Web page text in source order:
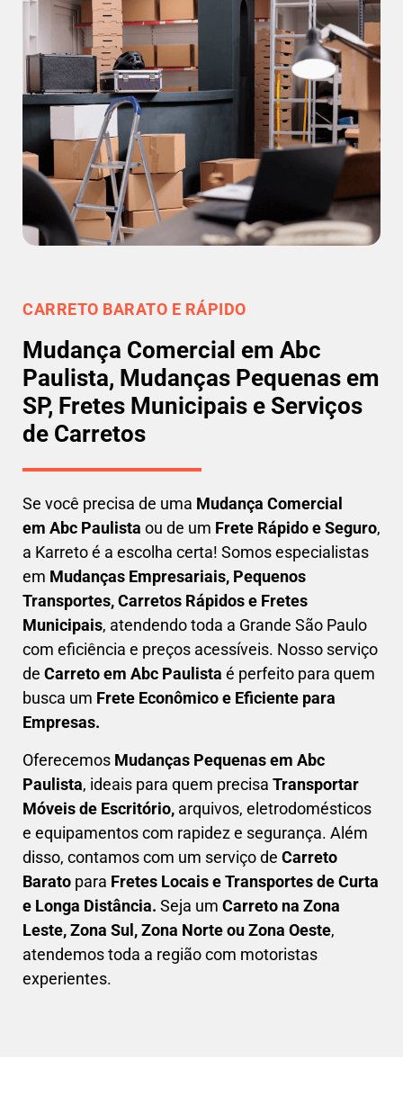
CARRETO BARATO E RÁPIDO
Mudança Comercial em Abc
Paulista, Mudanças Pequenas em
SP, Fretes Municipais e Serviços
de Carretos
Se você precisa de uma Mudança Comercial
em Abc Paulista ou de um Frete Rápido e Seguro,
a Karreto é a escolha certa! Somos especialistas
em Mudanças Empresariais, Pequenos
Transportes, Carretos Rápidos e Fretes
Municipais, atendendo toda a Grande São Paulo
com eficiência e preços acessíveis. Nosso serviço
de Carreto em Abc Paulista é perfeito para quem
busca um Frete Econômico e Eficiente para
Empresas.
Oferecemos Mudanças Pequenas em Abc
Paulista, ideais para quem precisa Transportar
Móveis de Escritório, arquivos, eletrodomésticos
e equipamentos com rapidez e segurança. Além
disso, contamos com um serviço de Carreto
Barato para Fretes Locais e Transportes de Curta
e Longa Distância. Seja um Carreto na Zona
Leste, Zona Sul, Zona Norte ou Zona Oeste,
atendemos toda a região com motoristas
experientes.